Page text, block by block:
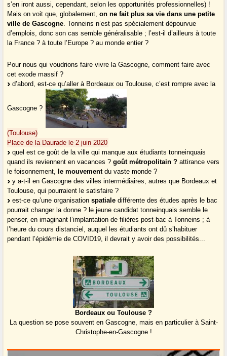
s’en iront aussi, cependant, selon les opportunités professionnelles) !
Mais on voit que, globalement,on ne fait plus sa vie dans une petite
ville de Gascogne. Tonneins n’est pas spécialement dépourvue
d’emplois, donc son cas semble généralisable ; l’est-il d’ailleurs à toute
la France ? à toute l’Europe ? au monde entier ?
Pour nous qui voudrions faire vivre la Gascogne, comment faire avec
cet exode massif ?
d’abord, est-ce qu’aller à Bordeaux ou Toulouse, c’est rompre avec la
Gascogne ?
(Toulouse)
Place de la Daurade le 2 juin 2020
quel est ce goût de la ville qui manque aux étudiants tonneinquais
quand ils reviennent en vacances ?goût métropolitain ? attirance vers
le foisonnement, le mouvementdu vaste monde ?
y a-t-il en Gascogne des villes intermédiaires, autres que Bordeaux et
Toulouse, qui pourraient le satisfaire ?
est-ce qu’une organisationspatiale différente des études après le bac
pourrait changer la donne ? le jeune candidat tonneinquais semble le
penser, en imaginant l’implantation de filières post-bac à Tonneins ; à
l’heure du cours distanciel, auquel les étudiants ont dû s’habituer
pendant l’épidémie de COVID19, il devrait y avoir des possibilités...
Bordeaux ou Toulouse ?
La question se pose souvent en Gascogne, mais en particulier à Saint-
Christophe-en-Gascogne !